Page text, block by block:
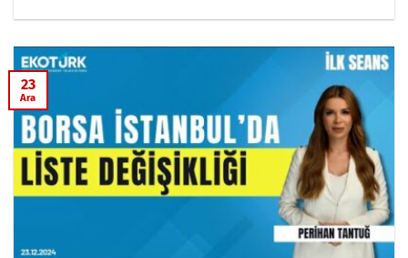
23
Ara